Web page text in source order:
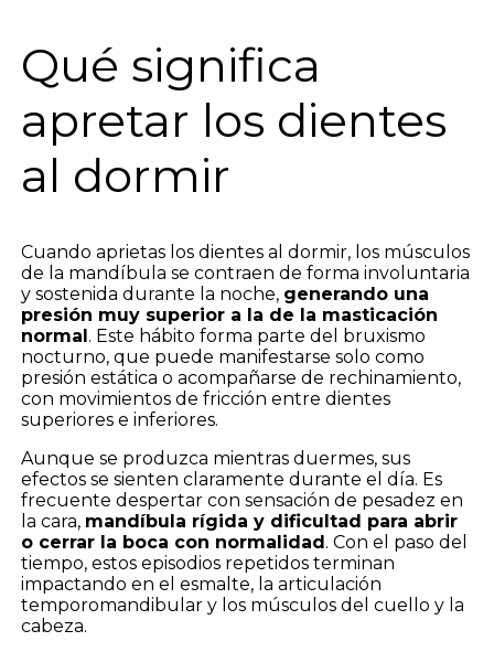
Qué significa
apretar los dientes
al dormir
Cuando aprietas los dientes al dormir, los músculos
de la mandíbula se contraen de forma involuntaria
y sostenida durante la noche, generando una
presión muy superior a la de la masticación
normal. Este hábito forma parte del bruxismo
nocturno, que puede manifestarse solo como
presión estática o acompañarse de rechinamiento,
con movimientos de fricción entre dientes
superiores e inferiores.
Aunque se produzca mientras duermes, sus
efectos se sienten claramente durante el día. Es
frecuente despertar con sensación de pesadez en
la cara, mandíbula rígida y dificultad para abrir
o cerrar la boca con normalidad. Con el paso del
tiempo, estos episodios repetidos terminan
impactando en el esmalte, la articulación
temporomandibular y los músculos del cuello y la
cabeza.